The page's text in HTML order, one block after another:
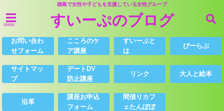
徳島で女性や子どもを支援している女性グループ
menu すいーぷのブログ
お問い合わ
せフォーム
こころのケ
ア講座
すいーぷと
は
びーらぶ
サイトマッ
プ
デートDV
防止講座
リンク 大人と絵本
沿革
講座お申込
フォーム
間借りカフ
ェたんぽぽ